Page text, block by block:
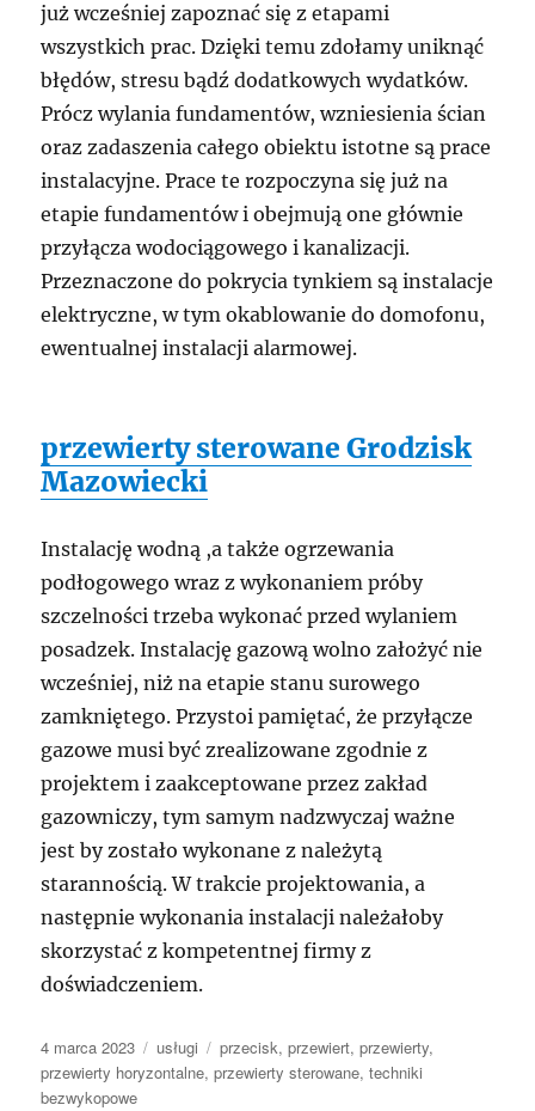
już wcześniej zapoznać się z etapami
wszystkich prac. Dzięki temu zdołamy uniknąć
błędów, stresu bądź dodatkowych wydatków.
Prócz wylania fundamentów, wzniesienia ścian
oraz zadaszenia całego obiektu istotne są prace
instalacyjne. Prace te rozpoczyna się już na
etapie fundamentów i obejmują one głównie
przyłącza wodociągowego i kanalizacji.
Przeznaczone do pokrycia tynkiem są instalacje
elektryczne, w tym okablowanie do domofonu,
ewentualnej instalacji alarmowej.
przewierty sterowane Grodzisk
Mazowiecki
Instalację wodną ,a także ogrzewania
podłogowego wraz z wykonaniem próby
szczelności trzeba wykonać przed wylaniem
posadzek. Instalację gazową wolno założyć nie
wcześniej, niż na etapie stanu surowego
zamkniętego. Przystoi pamiętać, że przyłącze
gazowe musi być zrealizowane zgodnie z
projektem i zaakceptowane przez zakład
gazowniczy, tym samym nadzwyczaj ważne
jest by zostało wykonane z należytą
starannością. W trakcie projektowania, a
następnie wykonania instalacji należałoby
skorzystać z kompetentnej firmy z
doświadczeniem.
Data
publikacji
4 marca 2023 Kategorie
usługi Tagi
przecisk,przewiert,przewierty,
przewierty horyzontalne,przewierty sterowane,techniki
bezwykopowe